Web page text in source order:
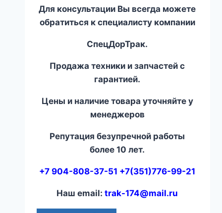
Для консультации Вы всегда можете
обратиться к специалисту компании
СпецДорТрак.
Продажа техники и запчастей с
гарантией.
Цены и наличие товара уточняйте у
менеджеров
Репутация безупречной работы
более 10 лет.
+7 904-808-37-51 +7(351)776-99-21
Наш email:trak-174@mail.ru